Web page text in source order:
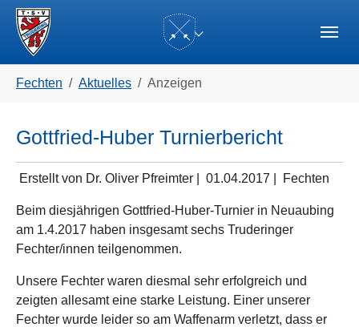
Skip to main navigation
Zum Hauptinhalt springen
Skip to page footer
Fechten Aktuelles Anzeigen
Gottfried-Huber Turnierbericht
Erstellt von Dr. Oliver Pfreimter | 01.04.2017 Fechten
Beim diesjährigen Gottfried-Huber-Turnier in Neuaubing
am 1.4.2017 haben insgesamt sechs Truderinger
Fechter/innen teilgenommen.
Unsere Fechter waren diesmal sehr erfolgreich und
zeigten allesamt eine starke Leistung. Einer unserer
Fechter wurde leider so am Waffenarm verletzt, dass er